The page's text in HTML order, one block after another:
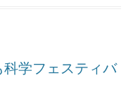
学フェスティバ